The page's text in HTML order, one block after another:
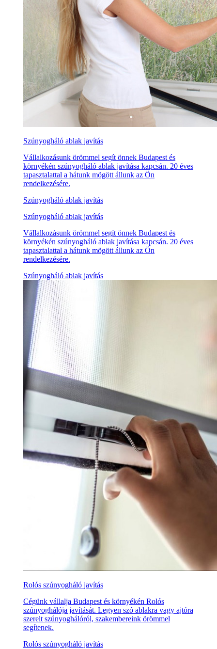
Szúnyogháló ablak javítás
Vállalkozásunk örömmel segít önnek Budapest és
környékén szúnyogháló ablak javítása kapcsán. 20 éves
tapasztalattal a hátunk mögött állunk az Ön
rendelkezésére.
Szúnyogháló ablak javítás
Szúnyogháló ablak javítás
Vállalkozásunk örömmel segít önnek Budapest és
környékén szúnyogháló ablak javítása kapcsán. 20 éves
tapasztalattal a hátunk mögött állunk az Ön
rendelkezésére.
Szúnyogháló ablak javítás
Rolós szúnyogháló javítás
Cégünk vállalja Budapest és környékén Rolós
szúnyoghálója javítását. Legyen szó ablakra vagy ajtóra
szerelt szúnyoghálóról, szakembereink örömmel
segítenek.
Rolós szúnyogháló javítás